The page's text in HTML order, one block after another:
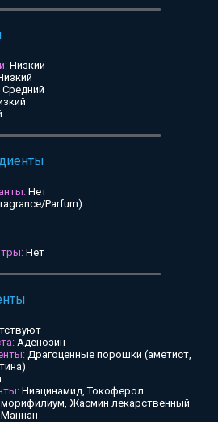
Низкий
Средний
Нет
Parfum)
Нет
Аденозин
Драгоценные порошки (аметист,
Ниацинамид, Токоферол
морифилиум, Жасмин лекарственный
Маннан